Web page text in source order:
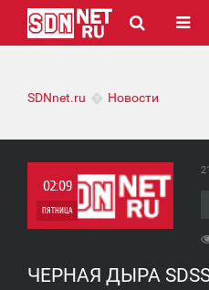
SDNnet.ru Новости
02:09
ПЯТНИЦА
ЧЕРНАЯ ДЫРА